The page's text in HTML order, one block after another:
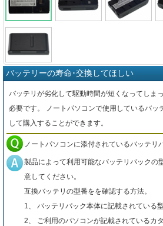
バッテリーの寿命･交換してほしい
バッテリが劣化して駆動時間が短くなってしま
必要です。 ノートパソコンで使用しているバッ
して購入することができます。
ノートパソコンに添付されているバッテリ
製品によって利用可能なバッテリパックの
意してください。
互換バッテリの型番をを確認する方法。
1、 バッテリパック本体に記載されている型
2、 ご利用のパソコンが記載されているカ